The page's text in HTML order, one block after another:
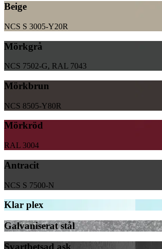
Beige
NCS S 3005-Y20R
Mörkgrå
NCS 7502-G, RAL 7043
Mörkbrun
NCS 8505-Y80R
Mörkröd
RAL 3004
Antracit
NCS S 7500-N
Klar plex
Galvaniserat stål
Svartbetsad ask